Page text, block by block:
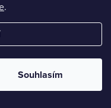
.
Souhlasím
vyhrazena.Upravit